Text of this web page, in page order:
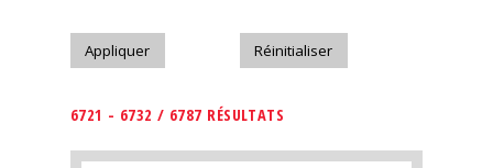
6721 - 6732 / 6787 RÉSULTATS